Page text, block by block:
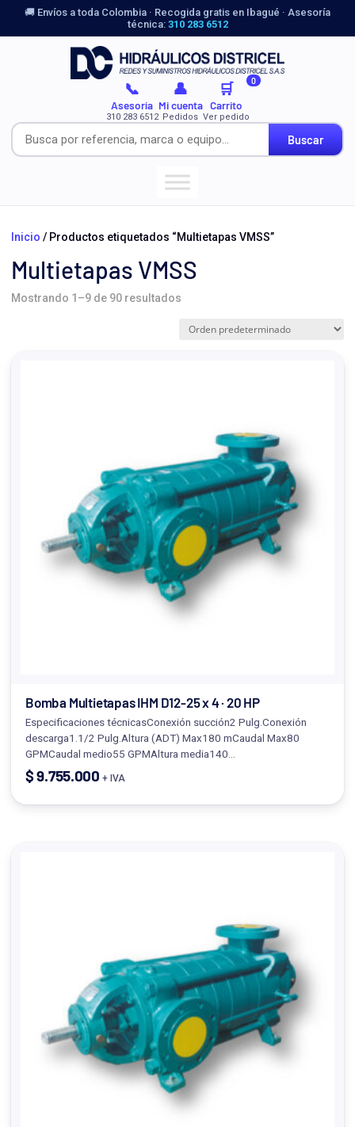
🚚 Envíos a toda Colombia · Recogida gratis en Ibagué · Asesoría
técnica: 310 283 6512
Buscar
📞
Asesoría
310 283 6512
👤
Mi cuenta
Pedidos
🛒 0
Carrito
Ver pedido
Inicio / Productos etiquetados “Multietapas VMSS”
Multietapas VMSS
Mostrando 1–9 de 90 resultados
Bomba Multietapas IHM D12-25 x 4 · 20 HP
Especificaciones técnicasConexión succión2 Pulg.Conexión
descarga1.1/2 Pulg.Altura (ADT) Max180 mCaudal Max80
GPMCaudal medio55 GPMAltura media140…
$9.755.000 + IVA